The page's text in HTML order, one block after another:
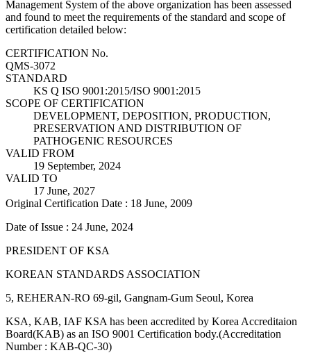
Management System of the above organization has been assessed
and found to meet the requirements of the standard and scope of
certification detailed below:
CERTIFICATION No.
QMS-3072
STANDARD
KS Q ISO 9001:2015/ISO 9001:2015
SCOPE OF CERTIFICATION
DEVELOPMENT, DEPOSITION, PRODUCTION,
PRESERVATION AND DISTRIBUTION OF
PATHOGENIC RESOURCES
VALID FROM
19 September, 2024
VALID TO
17 June, 2027
Original Certification Date : 18 June, 2009
Date of Issue : 24 June, 2024
PRESIDENT OF KSA
KOREAN STANDARDS ASSOCIATION
5, REHERAN-RO 69-gil, Gangnam-Gum Seoul, Korea
KSA, KAB, IAF KSA has been accredited by Korea Accreditaion
Board(KAB) as an ISO 9001 Certification body.(Accreditation
Number : KAB-QC-30)